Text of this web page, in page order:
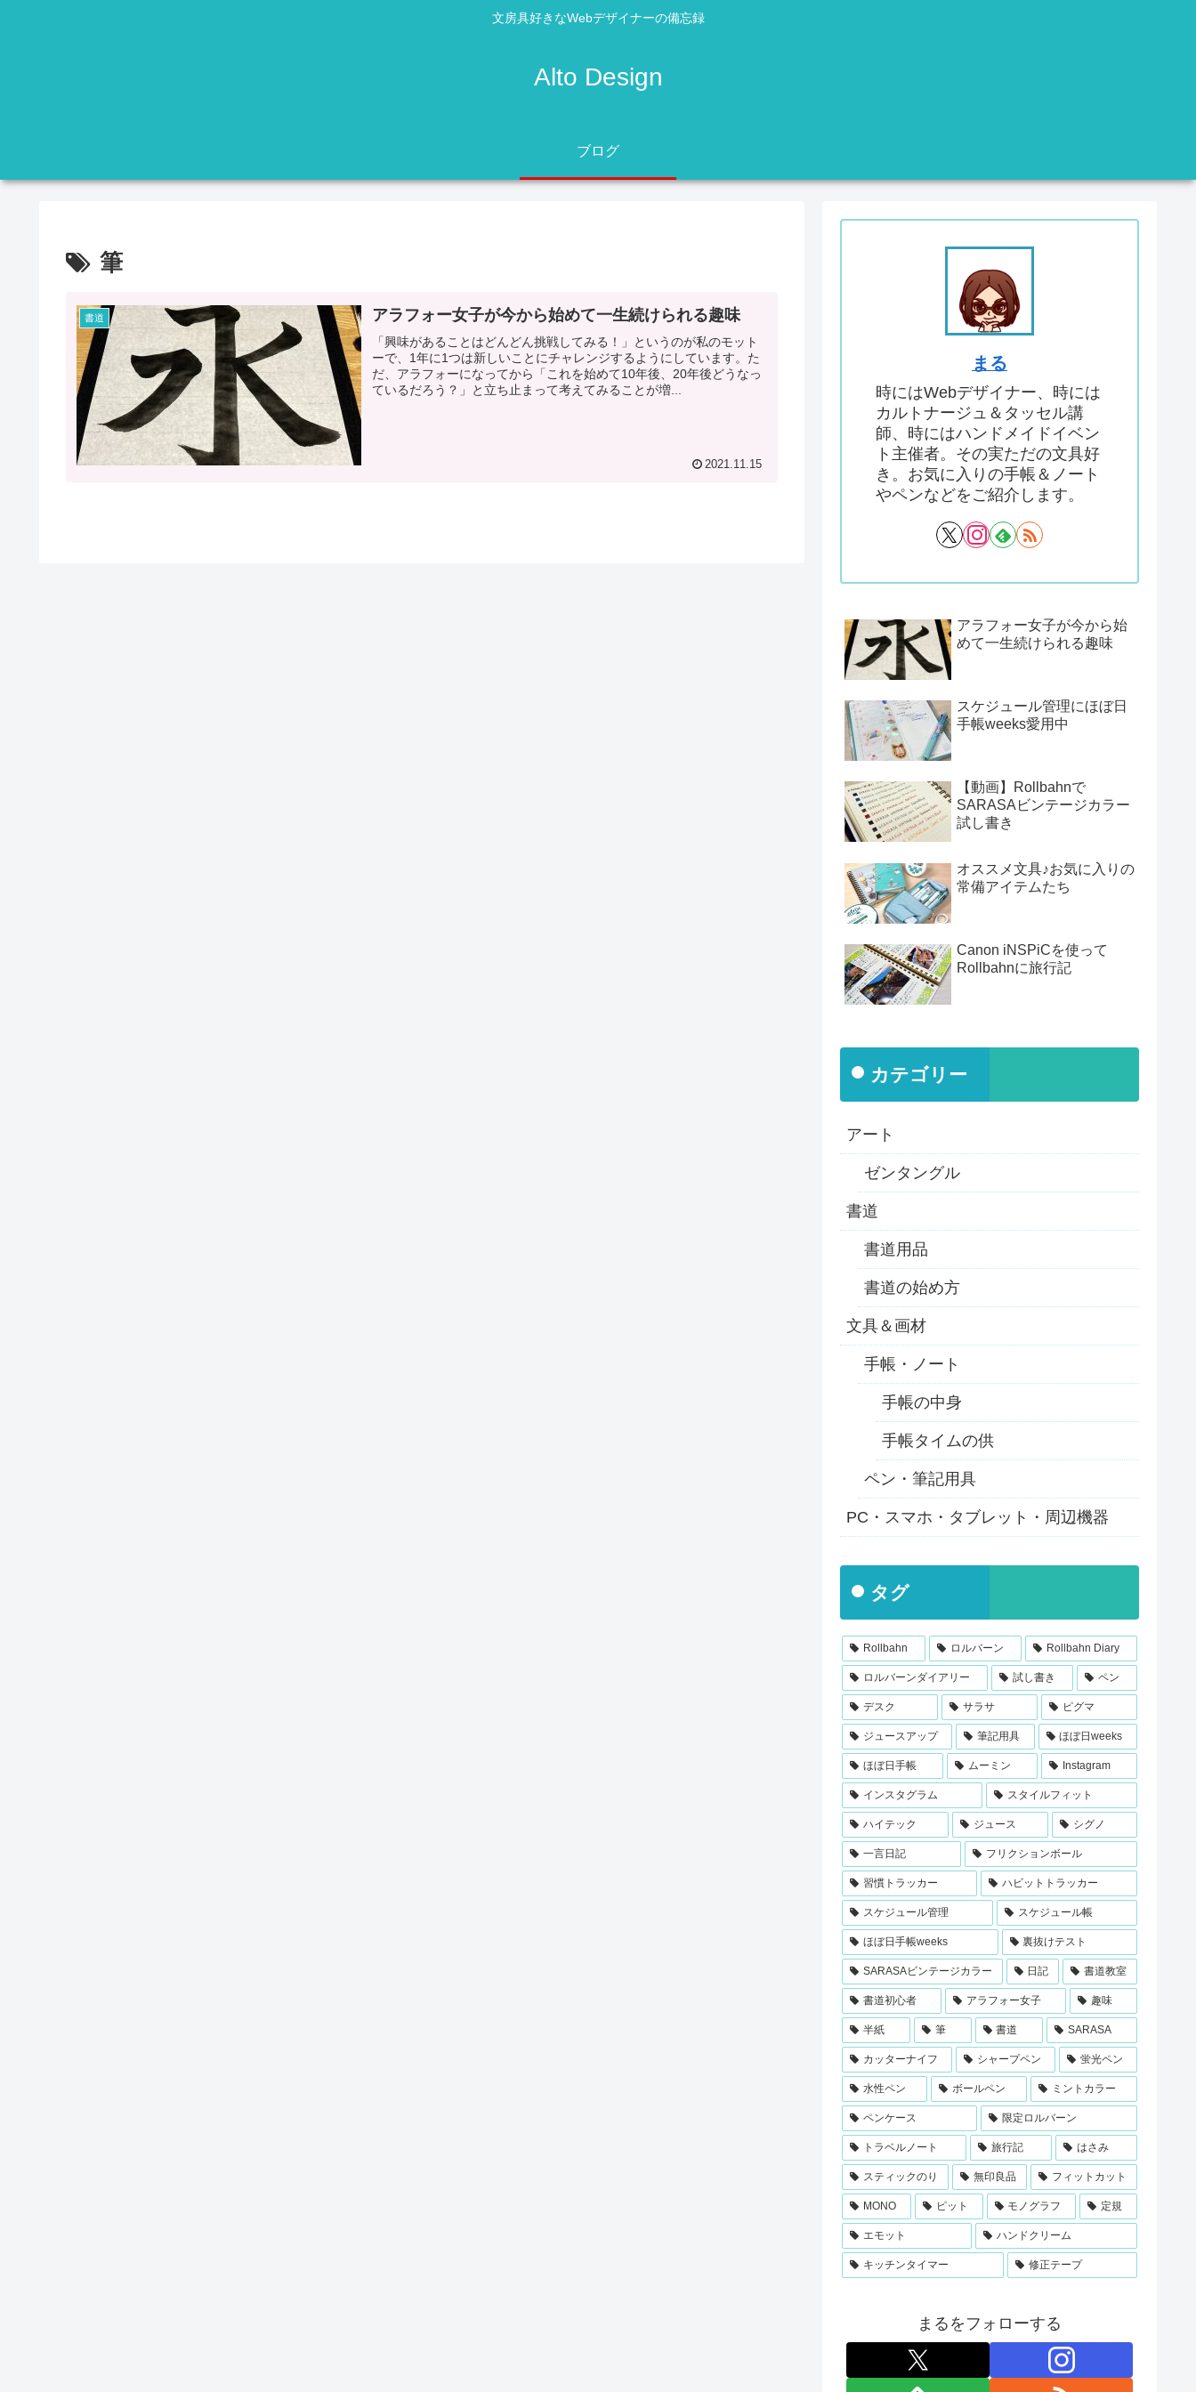
文房具好きなWebデザイナーの備忘録
Alto Design
ブログ
筆
書道 アラフォー女子が今から始めて一生続けられる趣味
「興味があることはどんどん挑戦してみる！」というのが私のモット
ーで、1年に1つは新しいことにチャレンジするようにしています。た
だ、アラフォーになってから「これを始めて10年後、20年後どうなっ
ているだろう？」と立ち止まって考えてみることが増...
2021.11.15
まる
時にはWebデザイナー、時には
カルトナージュ＆タッセル講
師、時にはハンドメイドイベン
ト主催者。その実ただの文具好
き。お気に入りの手帳＆ノート
やペンなどをご紹介します。
アラフォー女子が今から始
めて一生続けられる趣味
スケジュール管理にほぼ日
手帳weeks愛用中
【動画】Rollbahnで
SARASAビンテージカラー
試し書き
オススメ文具♪お気に入りの
常備アイテムたち
Canon iNSPiCを使って
Rollbahnに旅行記
カテゴリー
アート
ゼンタングル
書道
書道用品
書道の始め方
文具＆画材
手帳・ノート
手帳の中身
手帳タイムの供
ペン・筆記用具
PC・スマホ・タブレット・周辺機器
タグ
Rollbahn ロルバーン Rollbahn Diary
ロルバーンダイアリー 試し書き ペン
デスク サラサ ピグマ
ジュースアップ 筆記用具 ほぼ日weeks
ほぼ日手帳 ムーミン Instagram
インスタグラム スタイルフィット
ハイテック ジュース シグノ
一言日記 フリクションボール
習慣トラッカー ハビットトラッカー
スケジュール管理 スケジュール帳
ほぼ日手帳weeks 裏抜けテスト
SARASAビンテージカラー 日記 書道教室
書道初心者 アラフォー女子 趣味
半紙 筆 書道 SARASA
カッターナイフ シャープペン 蛍光ペン
水性ペン ボールペン ミントカラー
ペンケース 限定ロルバーン
トラベルノート 旅行記 はさみ
スティックのり 無印良品 フィットカット
MONO ピット モノグラフ 定規
エモット ハンドクリーム
キッチンタイマー 修正テープ
まるをフォローする